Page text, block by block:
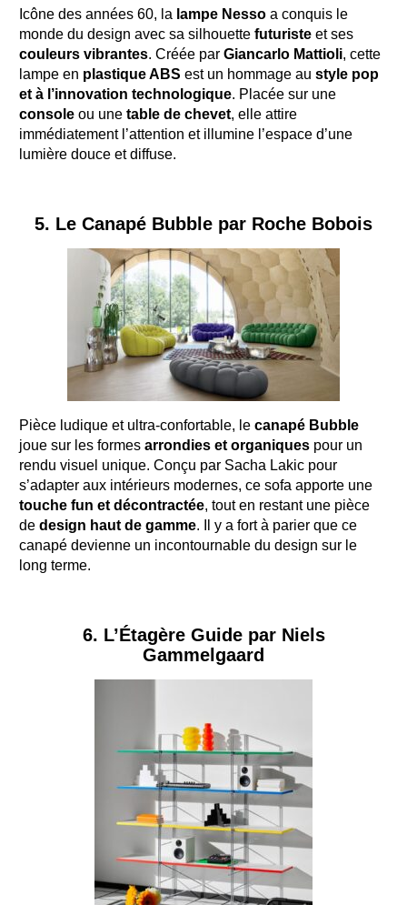
Icône des années 60, la lampe Nesso a conquis le
monde du design avec sa silhouette futuriste et ses
couleurs vibrantes. Créée par Giancarlo Mattioli, cette
lampe en plastique ABS est un hommage au style pop
et à l’innovation technologique. Placée sur une
console ou une table de chevet, elle attire
immédiatement l’attention et illumine l’espace d’une
lumière douce et diffuse.
5. Le Canapé Bubble par Roche Bobois
Pièce ludique et ultra-confortable, le canapé Bubble
joue sur les formes arrondies et organiques pour un
rendu visuel unique. Conçu par Sacha Lakic pour
s’adapter aux intérieurs modernes, ce sofa apporte une
touche fun et décontractée, tout en restant une pièce
de design haut de gamme. Il y a fort à parier que ce
canapé devienne un incontournable du design sur le
long terme.
6. L’Étagère Guide par Niels
Gammelgaard